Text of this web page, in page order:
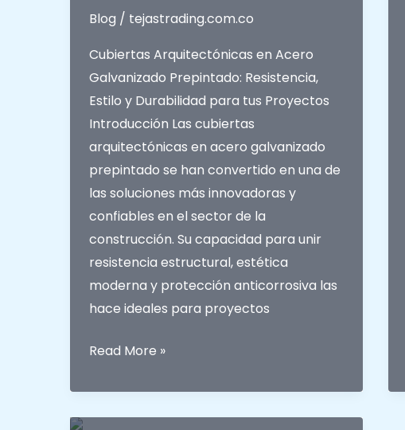
Teja
de
8
Crestas
Blog / tejastrading.com.co
Cubiertas Arquitectónicas en Acero
Galvanizado Prepintado: Resistencia,
Estilo y Durabilidad para tus Proyectos
Introducción Las cubiertas
arquitectónicas en acero galvanizado
prepintado se han convertido en una de
las soluciones más innovadoras y
confiables en el sector de la
construcción. Su capacidad para unir
resistencia estructural, estética
moderna y protección anticorrosiva las
hace ideales para proyectos
Cubiertas
en
Acero
Read More »